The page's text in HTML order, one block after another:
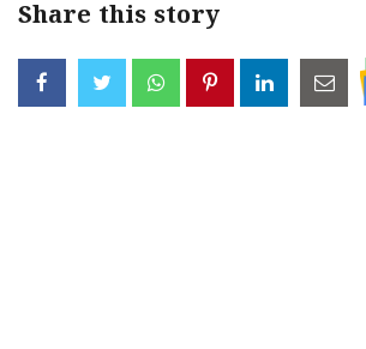
Share this story